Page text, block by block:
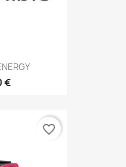
€
favorite_border